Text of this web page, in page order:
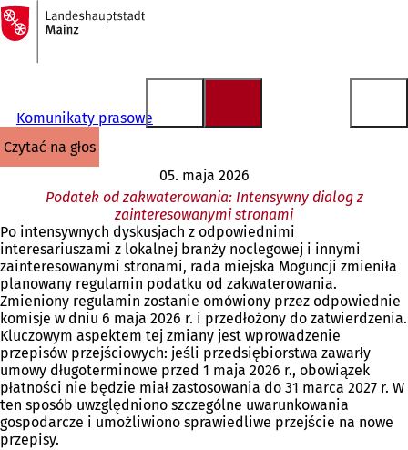
Przejdź do treści
Do
strony
głównej
Komunikaty prasowe
czytać na głos
05. maja 2026
Podatek od zakwaterowania: Intensywny dialog z
zainteresowanymi stronami
Po intensywnych dyskusjach z odpowiednimi
interesariuszami z lokalnej branży noclegowej i innymi
zainteresowanymi stronami, rada miejska Moguncji zmieniła
planowany regulamin podatku od zakwaterowania.
Zmieniony regulamin zostanie omówiony przez odpowiednie
komisje w dniu 6 maja 2026 r. i przedłożony do zatwierdzenia.
Kluczowym aspektem tej zmiany jest wprowadzenie
przepisów przejściowych: jeśli przedsiębiorstwa zawarły
umowy długoterminowe przed 1 maja 2026 r., obowiązek
płatności nie będzie miał zastosowania do 31 marca 2027 r. W
ten sposób uwzględniono szczególne uwarunkowania
gospodarcze i umożliwiono sprawiedliwe przejście na nowe
przepisy.